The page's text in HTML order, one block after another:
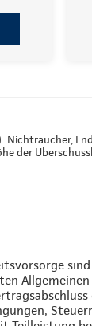
Nichtraucher,
der
Allgemeinen